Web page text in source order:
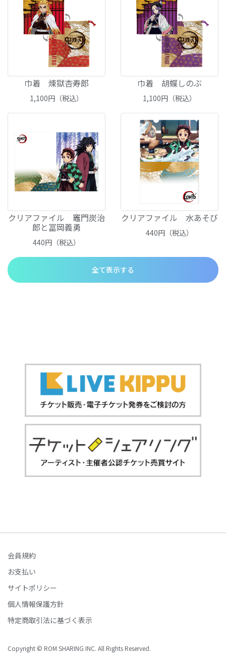
巾着 煉獄杏寿郎
1,100円（税込）
巾着 胡蝶しのぶ
1,100円（税込）
クリアファイル 竈門炭治
郎と冨岡義勇
440円（税込）
クリアファイル 水あそび
440円（税込）
全て表示する
会員規約
お支払い
サイトポリシー
個人情報保護方針
特定商取引法に基づく表示
Copyright © ROM SHARING INC. All Rights Reserved.